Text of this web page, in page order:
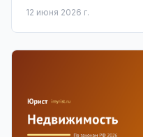
12 июня 2026 г.